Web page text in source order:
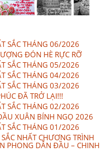
SẮC THÁNG 06/2026
ĐÓN HÈ RỰC RỠ
SẮC THÁNG 05/2026
SẮC THÁNG 04/2026
SẮC THÁNG 03/2026
ĐÃ TRỞ LẠI!!!
SẮC THÁNG 02/2026
XUÂN BÍNH NGỌ 2026
SẮC THÁNG 01/2026
NHẤT CHƯƠNG TRÌNH
PHONG DẪN ĐẦU – CHINH